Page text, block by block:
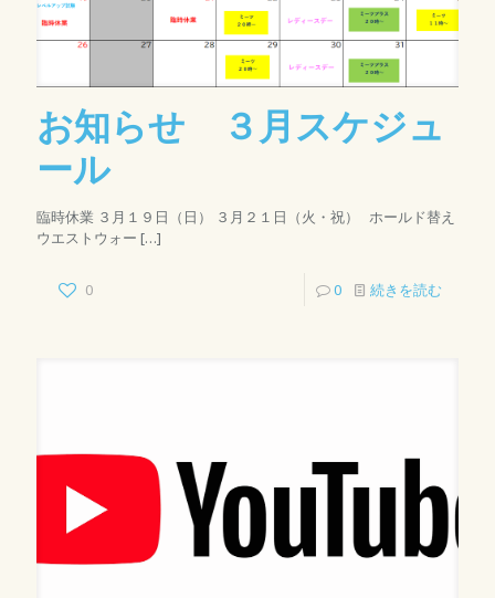
お知らせ ３月スケジュ
ール
臨時休業 ３月１９日（日） ３月２１日（火・祝） ホールド替え
ウエストウォー […]
0 0 続きを読む